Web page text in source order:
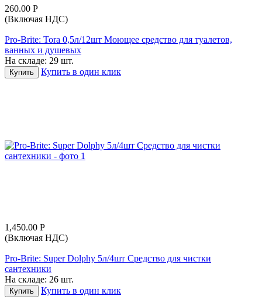
260.00 Р
(Включая НДС)
Pro-Brite: Tora 0,5л/12шт Моющее средство для туалетов,
ванных и душевых
На складе: 29 шт.
Купить Купить в один клик
1,450.00 Р
(Включая НДС)
Pro-Brite: Super Dolphy 5л/4шт Средство для чистки
сантехники
На складе: 26 шт.
Купить Купить в один клик